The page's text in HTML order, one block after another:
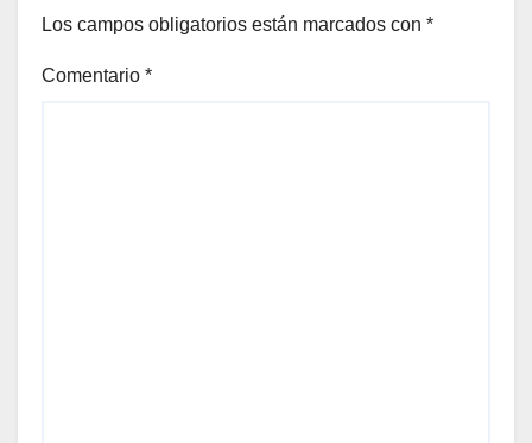
Los campos obligatorios están marcados con *
Comentario *